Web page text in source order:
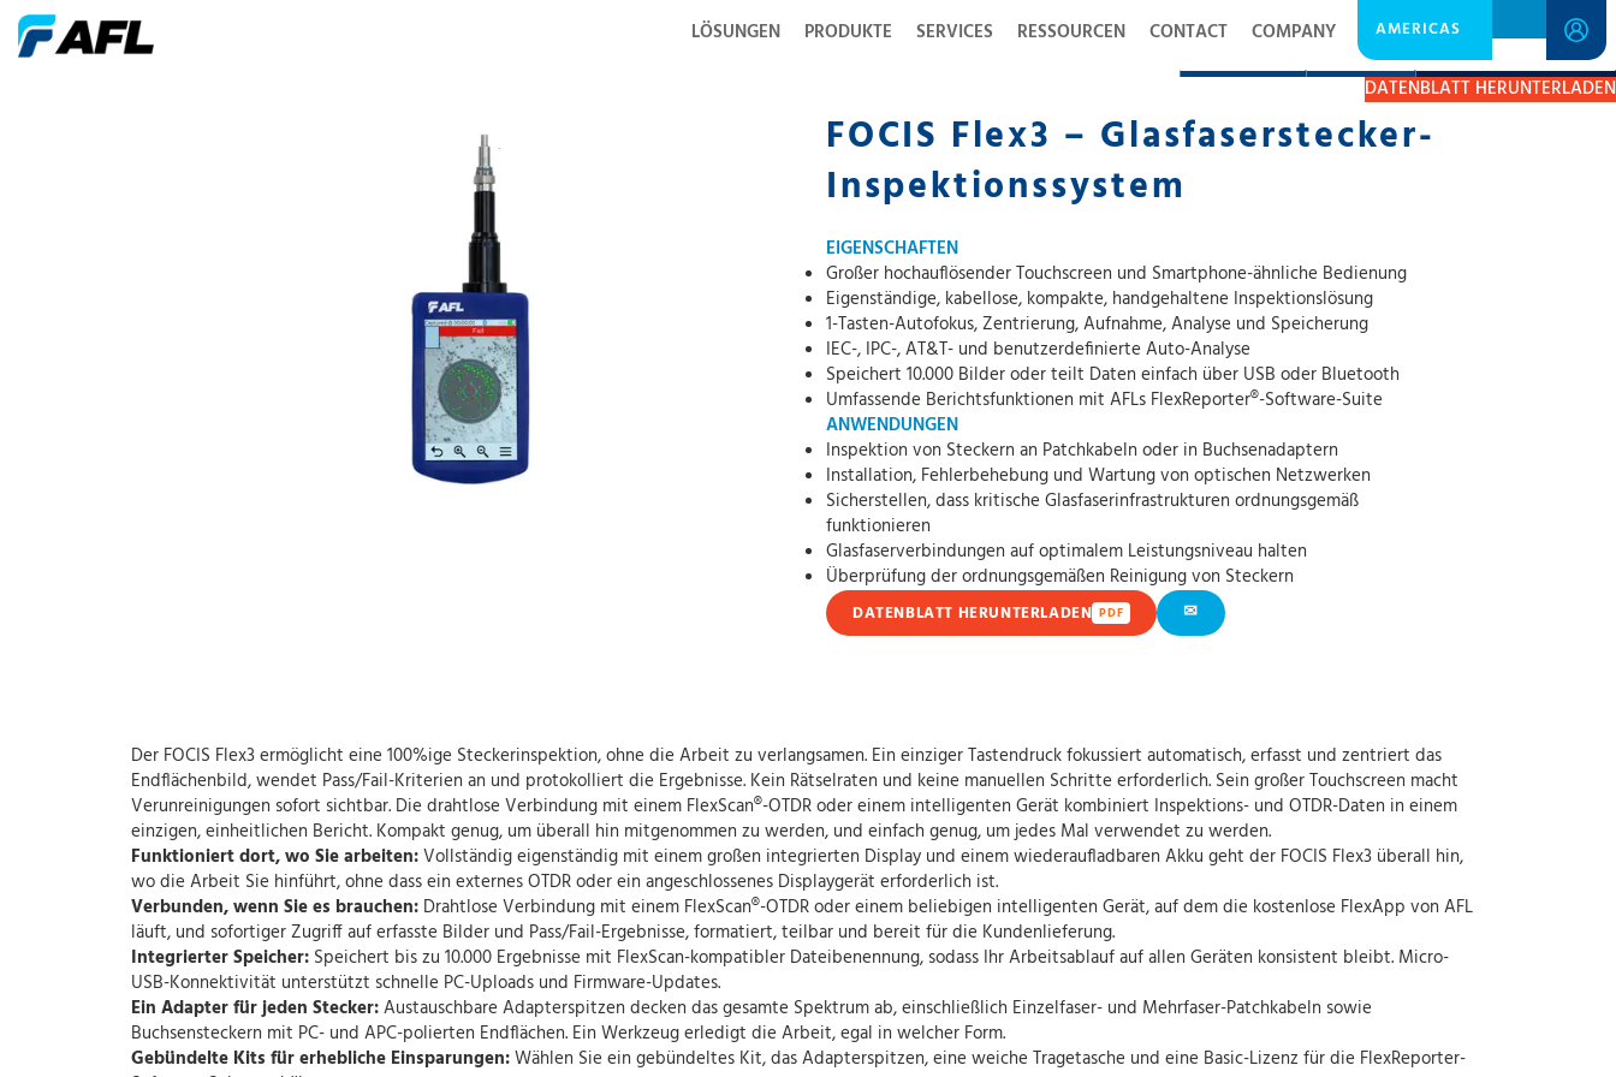
LÖSUNGEN PRODUKTE SERVICES RESSOURCEN CONTACT COMPANY AMERICAS
BESCHREIBUNGRESSOURCENEIN ANGEBOT ERHALTEN
DATENBLATT HERUNTERLADEN
FOCIS Flex3 – Glasfaserstecker-
Inspektionssystem
EIGENSCHAFTEN
Großer hochauflösender Touchscreen und Smartphone-ähnliche Bedienung
Eigenständige, kabellose, kompakte, handgehaltene Inspektionslösung
1-Tasten-Autofokus, Zentrierung, Aufnahme, Analyse und Speicherung
IEC-, IPC-, AT&T- und benutzerdefinierte Auto-Analyse
Speichert 10.000 Bilder oder teilt Daten einfach über USB oder Bluetooth
Umfassende Berichtsfunktionen mit AFLs FlexReporter®-Software-Suite
ANWENDUNGEN
Inspektion von Steckern an Patchkabeln oder in Buchsenadaptern
Installation, Fehlerbehebung und Wartung von optischen Netzwerken
Sicherstellen, dass kritische Glasfaserinfrastrukturen ordnungsgemäß
funktionieren
Glasfaserverbindungen auf optimalem Leistungsniveau halten
Überprüfung der ordnungsgemäßen Reinigung von Steckern
DATENBLATT HERUNTERLADEN PDF ✉
Der FOCIS Flex3 ermöglicht eine 100%ige Steckerinspektion, ohne die Arbeit zu verlangsamen. Ein einziger Tastendruck fokussiert automatisch, erfasst und zentriert das
Endflächenbild, wendet Pass/Fail-Kriterien an und protokolliert die Ergebnisse. Kein Rätselraten und keine manuellen Schritte erforderlich. Sein großer Touchscreen macht
Verunreinigungen sofort sichtbar. Die drahtlose Verbindung mit einem FlexScan®-OTDR oder einem intelligenten Gerät kombiniert Inspektions- und OTDR-Daten in einem
einzigen, einheitlichen Bericht. Kompakt genug, um überall hin mitgenommen zu werden, und einfach genug, um jedes Mal verwendet zu werden.
Funktioniert dort, wo Sie arbeiten:Vollständig eigenständig mit einem großen integrierten Display und einem wiederaufladbaren Akku geht der FOCIS Flex3 überall hin,
wo die Arbeit Sie hinführt, ohne dass ein externes OTDR oder ein angeschlossenes Displaygerät erforderlich ist.
Verbunden, wenn Sie es brauchen: Drahtlose Verbindung mit einem FlexScan®-OTDR oder einem beliebigen intelligenten Gerät, auf dem die kostenlose FlexApp von AFL
läuft, und sofortiger Zugriff auf erfasste Bilder und Pass/Fail-Ergebnisse, formatiert, teilbar und bereit für die Kundenlieferung.
Integrierter Speicher: Speichert bis zu 10.000 Ergebnisse mit FlexScan-kompatibler Dateibenennung, sodass Ihr Arbeitsablauf auf allen Geräten konsistent bleibt. Micro-
USB-Konnektivität unterstützt schnelle PC-Uploads und Firmware-Updates.
Ein Adapter für jeden Stecker:Austauschbare Adapterspitzen decken das gesamte Spektrum ab, einschließlich Einzelfaser- und Mehrfaser-Patchkabeln sowie
Buchsensteckern mit PC- und APC-polierten Endflächen. Ein Werkzeug erledigt die Arbeit, egal in welcher Form.
Gebündelte Kits für erhebliche Einsparungen:Wählen Sie ein gebündeltes Kit, das Adapterspitzen, eine weiche Tragetasche und eine Basic-Lizenz für die FlexReporter-